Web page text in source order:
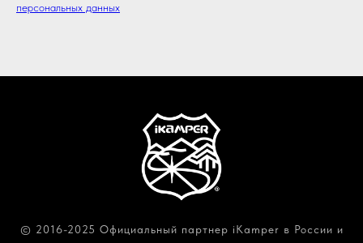
персональных данных
© 2016-2025 Официальный партнер iKamper в России и